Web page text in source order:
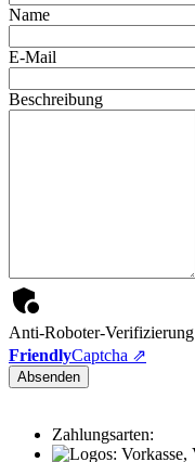
Name
E-Mail
Beschreibung
Anti-Roboter-Verifizierung
FriendlyCaptcha ⇗
Absenden
Zahlungsarten: